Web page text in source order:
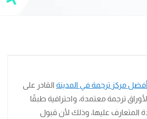
أفضل مركز ترجمة في المدينة القادر على
ترجمة معتمدة، واحترافية طبقًا
المتعارف عليها، وذلك لأن قبول